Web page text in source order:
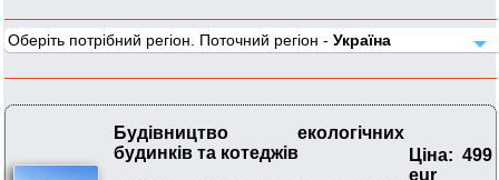
Оберіть потрібний регіон. Поточний регіон - Україна
Будівництво екологічних
будинків та котеджів
Ціна: 499
eur